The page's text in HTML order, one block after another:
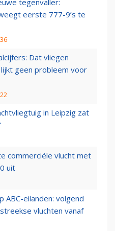
tegenvaller:
eerste 777-9’s te
Dat vliegen
geen probleem voor
in Leipzig zat
commerciële vlucht met
uit
ABC-eilanden: volgend
vluchten vanaf